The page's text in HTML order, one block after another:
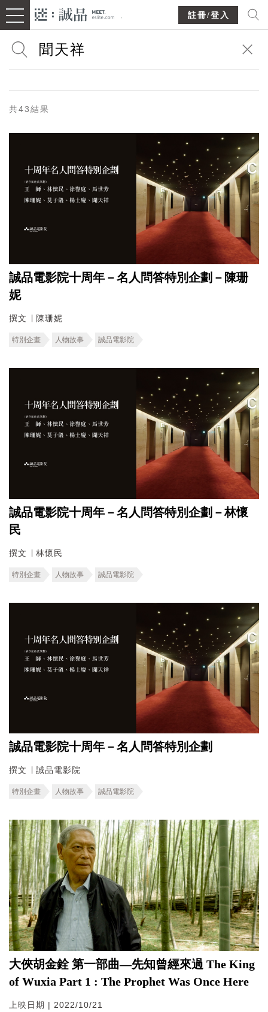
註冊/登入
共43結果
誠品電影院十周年－名人問答特別企劃－陳珊
妮
撰文 ∣ 陳珊妮
特別企畫 人物故事 誠品電影院
誠品電影院十周年－名人問答特別企劃－林懷
民
撰文 ∣ 林懷民
特別企畫 人物故事 誠品電影院
誠品電影院十周年－名人問答特別企劃
撰文 ∣ 誠品電影院
特別企畫 人物故事 誠品電影院
大俠胡金銓 第一部曲—先知曾經來過 The King
of Wuxia Part 1 : The Prophet Was Once Here
上映日期 | 2022/10/21